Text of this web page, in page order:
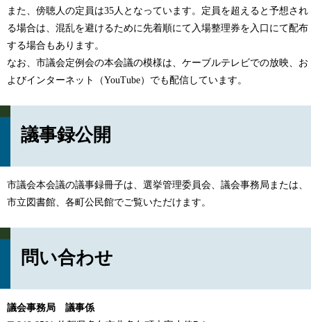
また、傍聴人の定員は35人となっています。定員を超えると予想され
る場合は、混乱を避けるために先着順にて入場整理券を入口にて配布
する場合もあります。
なお、市議会定例会の本会議の模様は、ケーブルテレビでの放映、お
よびインターネット（YouTube）でも配信しています。
議事録公開
市議会本会議の議事録冊子は、選挙管理委員会、議会事務局または、
市立図書館、各町公民館でご覧いただけます。
問い合わせ
議会事務局 議事係